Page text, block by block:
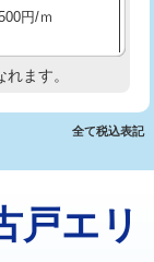
円~
円
円/ｍ
調査
円
円
ます。
全て税込表記
戸エリ